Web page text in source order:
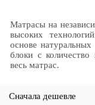
Матрасы на
высоких
основе
блоки с
весь матрас.
Сначала дешевле